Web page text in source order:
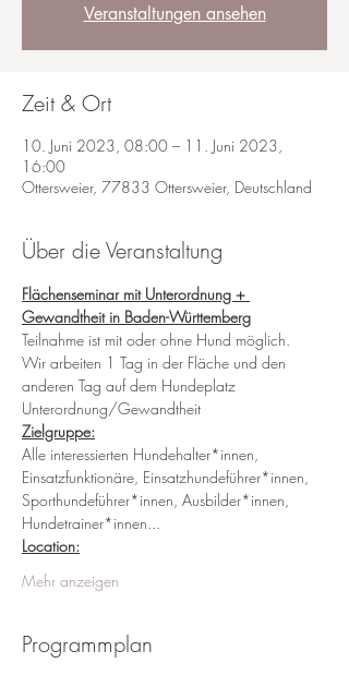
Veranstaltungen ansehen
Zeit & Ort
10. Juni 2023, 08:00 – 11. Juni 2023,
16:00
Ottersweier, 77833 Ottersweier, Deutschland
Über die Veranstaltung
Flächenseminar mit Unterordnung +
Gewandtheit in Baden-Württemberg
Teilnahme ist mit oder ohne Hund möglich.
Wir arbeiten 1 Tag in der Fläche und den
anderen Tag auf dem Hundeplatz
Unterordnung/Gewandtheit
Zielgruppe:
Alle interessierten Hundehalter*innen,
Einsatzfunktionäre, Einsatzhundeführer*innen,
Sporthundeführer*innen, Ausbilder*innen,
Hundetrainer*innen...
Location:
Mehr anzeigen
Programmplan